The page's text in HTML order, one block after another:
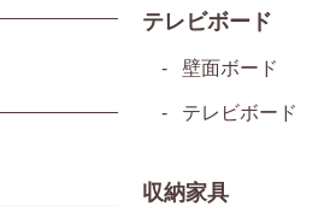
テレビボード
壁面ボード
テレビボード
収納家具